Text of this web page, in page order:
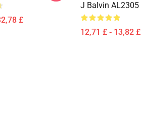
£
J Balvin AL2305
12,71 £ - 13,82 £